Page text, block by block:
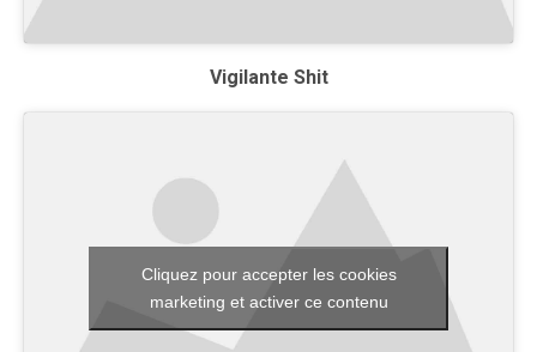
Vigilante Shit
Cliquez pour accepter les cookies
marketing et activer ce contenu